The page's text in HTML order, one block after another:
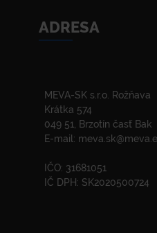
ADRESA
MEVA-SK s.r.o. Rožňava
Krátka 574
049 51, Brzotín časť Bak
E-mail:
IČO: 31681051
IČ DPH: SK2020500724